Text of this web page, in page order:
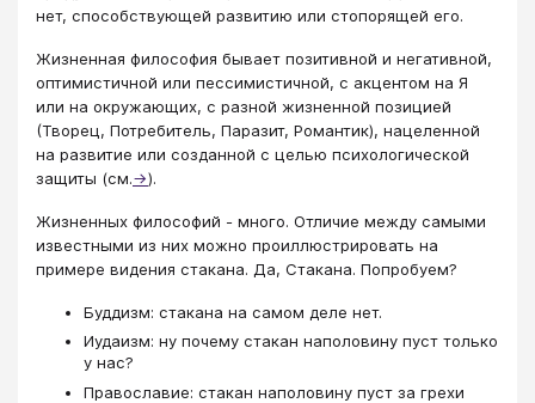
нет, способствующей развитию или стопорящей его.
Жизненная философия бывает позитивной и негативной,
оптимистичной или пессимистичной, с акцентом на Я
или на окружающих, с разной жизненной позицией
(Творец, Потребитель, Паразит, Романтик), нацеленной
на развитие или созданной с целью психологической
защиты (см.→).
Жизненных философий - много. Отличие между самыми
известными из них можно проиллюстрировать на
примере видения стакана. Да, Стакана. Попробуем?
Буддизм: стакана на самом деле нет.
Иудаизм: ну почему стакан наполовину пуст только
у нас?
Православие: стакан наполовину пуст за грехи